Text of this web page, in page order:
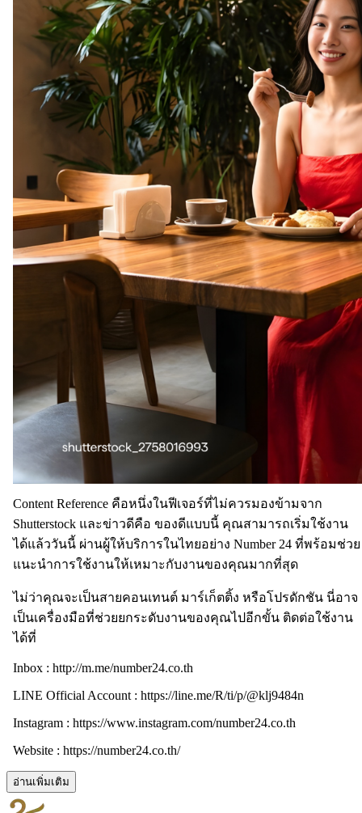
Content Reference คือหนึ่งในฟีเจอร์ที่ไม่ควรมองข้ามจาก
Shutterstock และข่าวดีคือ ของดีแบบนี้ คุณสามารถเริ่มใช้งาน
ได้แล้ววันนี้ ผ่านผู้ให้บริการในไทยอย่าง Number 24 ที่พร้อมช่วย
แนะนำการใช้งานให้เหมาะกับงานของคุณมากที่สุด
ไม่ว่าคุณจะเป็นสายคอนเทนต์ มาร์เก็ตติ้ง หรือโปรดักชัน นี่อาจ
เป็นเครื่องมือที่ช่วยยกระดับงานของคุณไปอีกขั้น ติดต่อใช้งาน
ได้ที่
Inbox : http://m.me/number24.co.th
LINE Official Account : https://line.me/R/ti/p/@klj9484n
Instagram : https://www.instagram.com/number24.co.th
Website : https://number24.co.th/
อ่านเพิ่มเติม